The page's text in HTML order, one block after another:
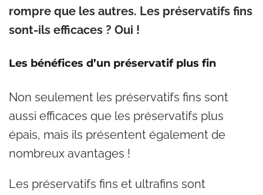
rompre que les autres. Les préservatifs fins
sont-ils efficaces ? Oui !
Les bénéfices d’un préservatif plus fin
Non seulement les préservatifs fins sont
aussi efficaces que les préservatifs plus
épais, mais ils présentent également de
nombreux avantages !
Les préservatifs fins et ultrafins sont